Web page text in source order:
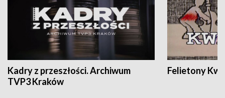
Kadry z przeszłości. Archiwum
TVP3 Kraków
Felietony